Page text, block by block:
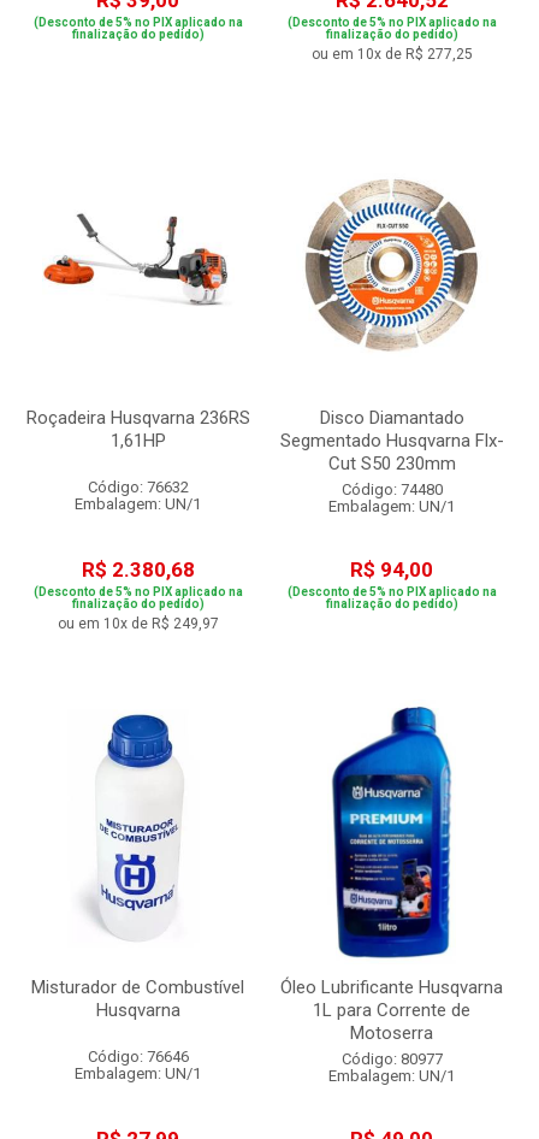
(Desconto de 5% no PIX aplicado na
finalização do pedido)
(Desconto de 5% no PIX aplicado na
finalização do pedido)
ou em 10x de R$ 277,25
Roçadeira Husqvarna 236RS
1,61HP
Código: 76632
Embalagem: UN/1
R$ 2.380,68
(Desconto de 5% no PIX aplicado na
finalização do pedido)
ou em 10x de R$ 249,97
Disco Diamantado
Segmentado Husqvarna Flx-
Cut S50 230mm
Código: 74480
Embalagem: UN/1
R$ 94,00
(Desconto de 5% no PIX aplicado na
finalização do pedido)
Misturador de Combustível
Husqvarna
Código: 76646
Embalagem: UN/1
Óleo Lubrificante Husqvarna
1L para Corrente de
Motoserra
Código: 80977
Embalagem: UN/1